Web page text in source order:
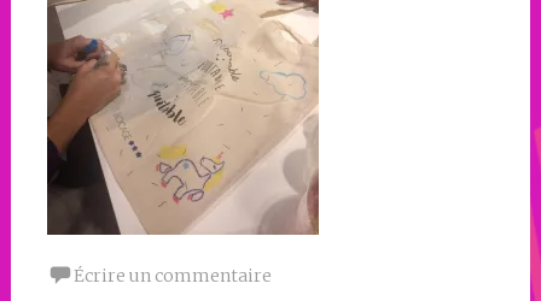
Écrire un commentaire